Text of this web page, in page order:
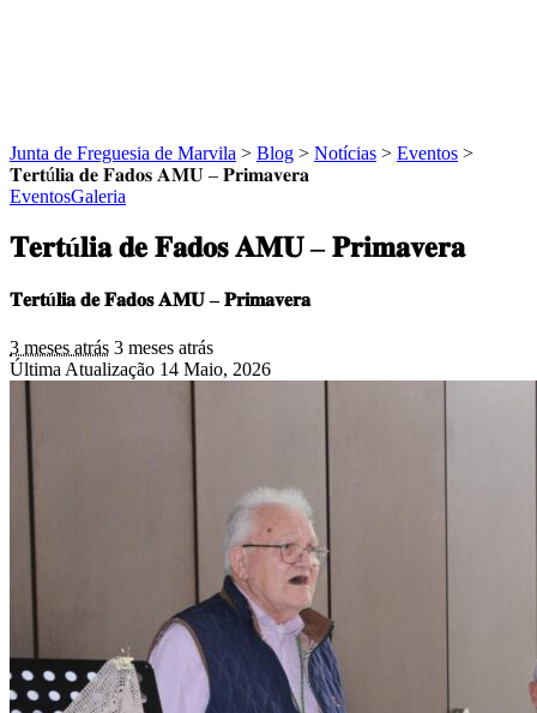
Junta de Freguesia de Marvila > Blog > Notícias > Eventos >
𝐓𝐞𝐫𝐭ú𝐥𝐢𝐚 𝐝𝐞 𝐅𝐚𝐝𝐨𝐬 𝐀𝐌𝐔 – 𝐏𝐫𝐢𝐦𝐚𝐯𝐞𝐫𝐚
EventosGaleria
𝐓𝐞𝐫𝐭ú𝐥𝐢𝐚 𝐝𝐞 𝐅𝐚𝐝𝐨𝐬 𝐀𝐌𝐔 – 𝐏𝐫𝐢𝐦𝐚𝐯𝐞𝐫𝐚
𝐓𝐞𝐫𝐭ú𝐥𝐢𝐚 𝐝𝐞 𝐅𝐚𝐝𝐨𝐬 𝐀𝐌𝐔 – 𝐏𝐫𝐢𝐦𝐚𝐯𝐞𝐫𝐚
3 meses atrás 3 meses atrás
Última Atualização 14 Maio, 2026